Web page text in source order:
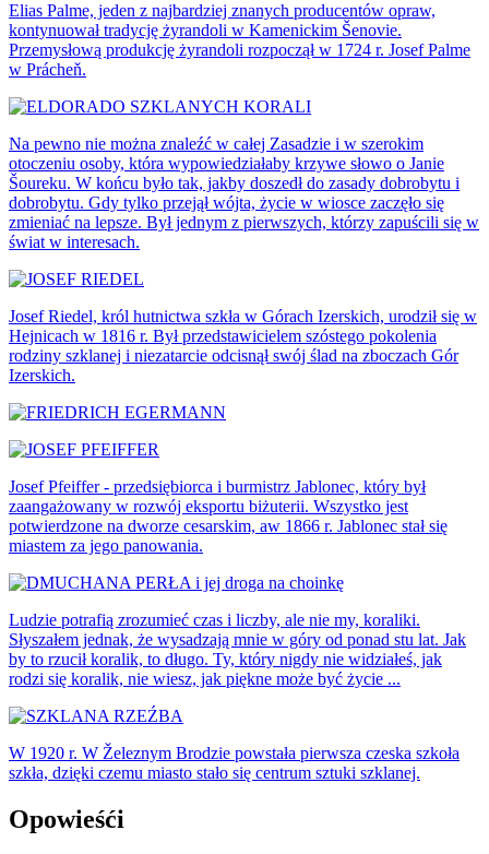
Elias Palme, jeden z najbardziej znanych producentów opraw,
kontynuował tradycję żyrandoli w Kamenickim Šenovie.
Przemysłową produkcję żyrandoli rozpoczął w 1724 r. Josef Palme
w Prácheň.
Na pewno nie można znaleźć w całej Zasadzie i w szerokim
otoczeniu osoby, która wypowiedziałaby krzywe słowo o Janie
Šoureku. W końcu było tak, jakby doszedł do zasady dobrobytu i
dobrobytu. Gdy tylko przejął wójta, życie w wiosce zaczęło się
zmieniać na lepsze. Był jednym z pierwszych, którzy zapuścili się w
świat w interesach.
Josef Riedel, król hutnictwa szkła w Górach Izerskich, urodził się w
Hejnicach w 1816 r. Był przedstawicielem szóstego pokolenia
rodziny szklanej i niezatarcie odcisnął swój ślad na zboczach Gór
Izerskich.
Josef Pfeiffer - przedsiębiorca i burmistrz Jablonec, który był
zaangażowany w rozwój eksportu biżuterii. Wszystko jest
potwierdzone na dworze cesarskim, aw 1866 r. Jablonec stał się
miastem za jego panowania.
Ludzie potrafią zrozumieć czas i liczby, ale nie my, koraliki.
Słyszałem jednak, że wysadzają mnie w góry od ponad stu lat. Jak
by to rzucił koralik, to długo. Ty, który nigdy nie widziałeś, jak
rodzi się koralik, nie wiesz, jak piękne może być życie ...
W 1920 r. W Železnym Brodzie powstała pierwsza czeska szkoła
szkła, dzięki czemu miasto stało się centrum sztuki szklanej.
Opowieśći